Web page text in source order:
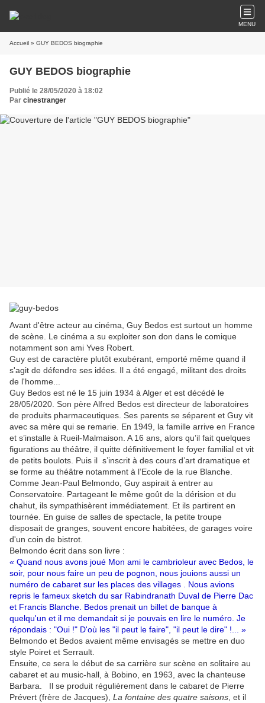
MENU
Accueil » GUY BEDOS biographie
GUY BEDOS biographie
Publié le 28/05/2020 à 18:02
Par cinestranger
Avant d'être acteur au cinéma, Guy Bedos est surtout un homme
de scène. Le cinéma a su exploiter son don dans le comique
notamment son ami Yves Robert.
Guy est de caractère plutôt exubérant, emporté même quand il
s'agit de défendre ses idées. Il a été engagé, militant des droits
de l'homme...
Guy Bedos est né le 15 juin 1934 à Alger et est décédé le
28/05/2020. Son père Alfred Bedos est directeur de laboratoires
de produits pharmaceutiques. Ses parents se séparent et Guy vit
avec sa mère qui se remarie. En 1949, la famille arrive en France
et s’installe à Rueil-Malmaison. A 16 ans, alors qu’il fait quelques
figurations au théâtre, il quitte définitivement le foyer familial et vit
de petits boulots. Puis il s’inscrit à des cours d’art dramatique et
se forme au théâtre notamment à l’Ecole de la rue Blanche.
Comme Jean-Paul Belmondo, Guy aspirait à entrer au
Conservatoire. Partageant le même goût de la dérision et du
chahut, ils sympathisèrent immédiatement. Et ils partirent en
tournée. En guise de salles de spectacle, la petite troupe
disposait de granges, souvent encore habitées, de garages voire
d'un coin de bistrot.
Belmondo écrit dans son livre :
« Quand nous avons joué Mon ami le cambrioleur avec Bedos, le
soir, pour nous faire un peu de pognon, nous jouions aussi un
numéro de cabaret sur les places des villages . Nous avions
repris le fameux sketch du sar Rabindranath Duval de Pierre Dac
et Francis Blanche. Bedos prenait un billet de banque à
quelqu'un et il me demandait si je pouvais en lire le numéro. Je
répondais : "Oui !" D'où les "il peut le faire", "il peut le dire" !... »
Belmondo et Bedos avaient même envisagés se mettre en duo
style Poiret et Serrault.
Ensuite, ce sera le début de sa carrière sur scène en solitaire au
cabaret et au music-hall, à Bobino, en 1963, avec la chanteuse
Barbara. Il se produit régulièrement dans le cabaret de Pierre
Prévert (frère de Jacques), La fontaine des quatre saisons , et il